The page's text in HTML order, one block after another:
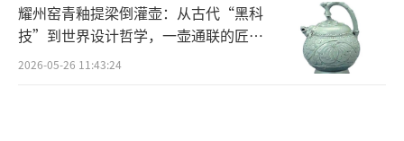
耀州窑青釉提梁倒灌壶：从古代“黑科
技”到世界设计哲学，一壶通联的匠心
宇宙
2026-05-26 11:43:24